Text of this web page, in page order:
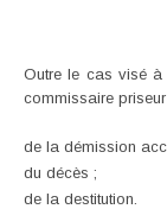
Outre le cas visé à
commissaire priseur
de la démission
du décès ;
de la destitution.